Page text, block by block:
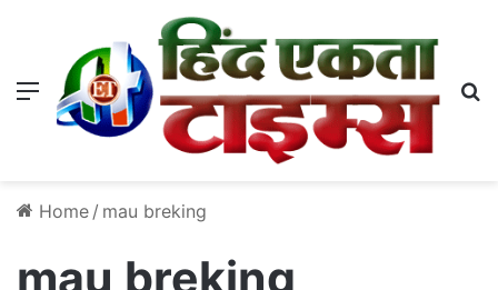
Menu
Home / mau breking
mau breking